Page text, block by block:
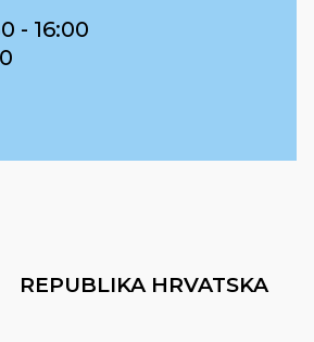
- 16:00
REPUBLIKA HRVATSKA